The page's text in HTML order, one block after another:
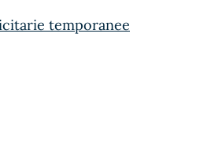
temporanee